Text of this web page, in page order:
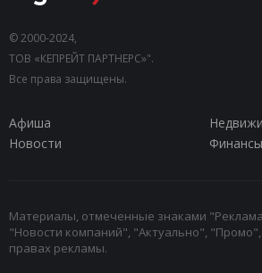
© 2000-2024,
ТОВ «КЕПРЕЙТ ПАРТНЕРС»".
Все права защищены.
Афиша
Новости
Финансы
Материалы, отмеченные знаками
"Новости компаний", "Актуально",
правах рекламы.